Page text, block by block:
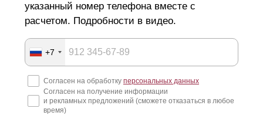
указанный номер телефона вместе с
расчетом. Подробности в видео.
+7
Согласен на обработку персональных данных
Согласен на получение информации
и рекламных предложений (сможете отказаться в любое
время)